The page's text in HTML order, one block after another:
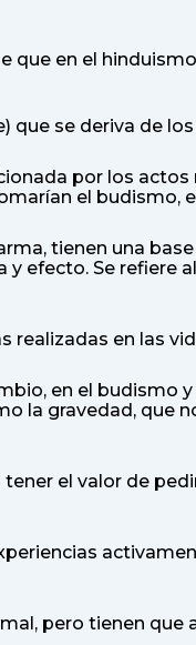
en el
que se deriva de
por los actos
el budismo,
tienen una
efecto. Se refiere
realizadas en las
en el budismo
la gravedad, que
el valor de
pero tienen que